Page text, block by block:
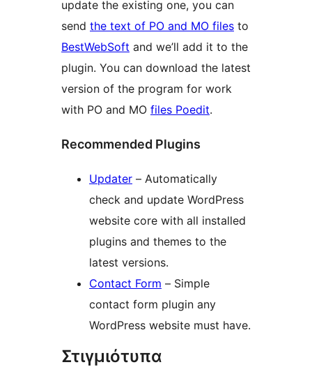
update the existing one, you can
send the text of PO and MO files to
BestWebSoft and we’ll add it to the
plugin. You can download the latest
version of the program for work
with PO and MO files Poedit.
Recommended Plugins
Updater – Automatically
check and update WordPress
website core with all installed
plugins and themes to the
latest versions.
Contact Form – Simple
contact form plugin any
WordPress website must have.
Στιγμιότυπα